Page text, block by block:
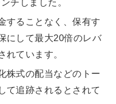
チしました。
することなく、保有す
にして最大20倍のレバ
れています。
株式の配当などのトー
て追跡されるとされて